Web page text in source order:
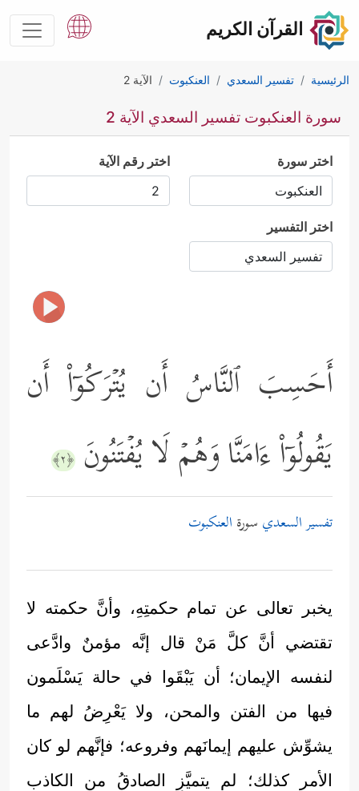
القرآن الكريم
الرئيسية تفسير السعدي العنكبوت الآية 2
سورة العنكبوت تفسير السعدي الآية 2
اختر سورة اختر رقم الآية
اختر التفسير
أَحَسِبَ ٱلنَّاسُ أَن یُتۡرَكُوۤاْ أَن
یَقُولُوۤاْ ءَامَنَّا وَهُمۡ لَا یُفۡتَنُونَ ﴿٢﴾
تفسير السعدي سورة العنكبوت
يخبر تعالى عن تمام حكمتِهِ، وأنَّ حكمته لا
تقتضي أنَّ كلَّ مَنْ قال إنَّه مؤمنٌ وادَّعى
لنفسه الإيمان؛ أن يَبْقَوا في حالة يَسْلَمون
فيها من الفتن والمحن، ولا يَعْرِضُ لهم ما
يشوِّش عليهم إيمانَهم وفروعه؛ فإنَّهم لو كان
الأمر كذلك؛ لم يتميَّزِ الصادقُ من الكاذب